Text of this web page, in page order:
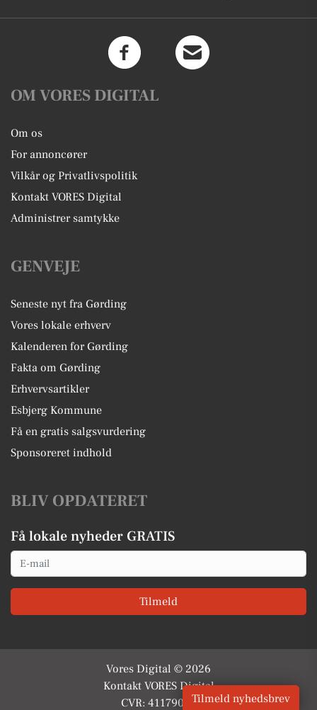
OM VORES DIGITAL
Om os
For annoncører
Vilkår og Privatlivspolitik
Kontakt VORES Digital
Administrer samtykke
GENVEJE
Seneste nyt fra Gørding
Vores lokale erhverv
Kalenderen for Gørding
Fakta om Gørding
Erhvervsartikler
Esbjerg Kommune
Få en gratis salgsvurdering
Sponsoreret indhold
BLIV OPDATERET
Få lokale nyheder GRATIS
Email
Tilmeld
Vores Digital © 2026
Kontakt VORES Digital
CVR: 41179082Tilmeld nyhedsbrev